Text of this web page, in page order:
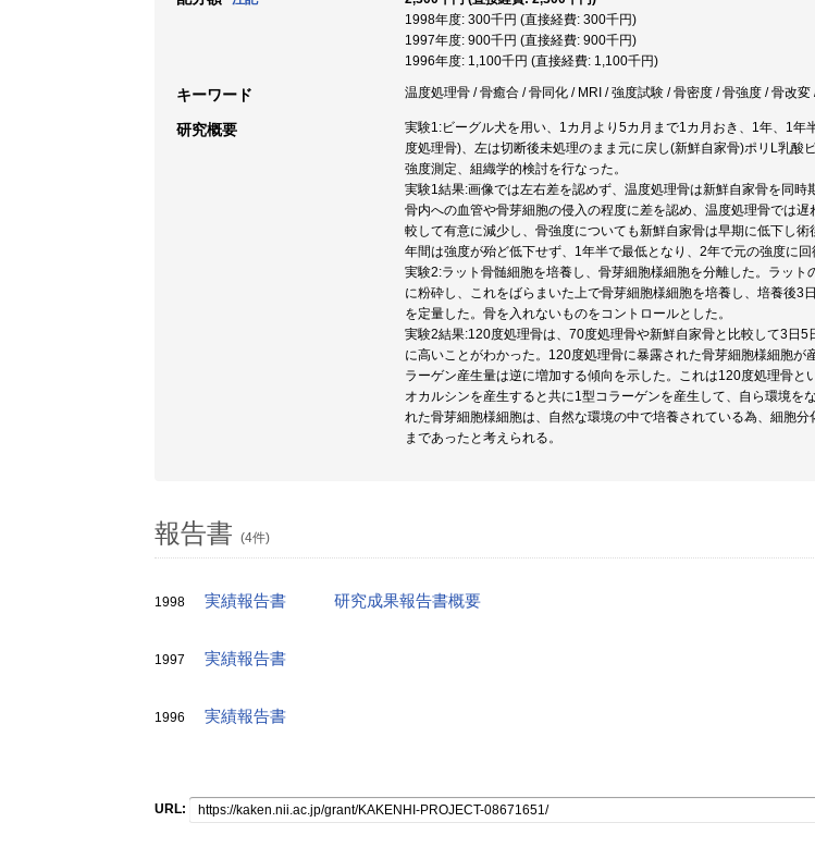
1998年度: 300千円 (直接経費: 300千円)
1997年度: 900千円 (直接経費: 900千円)
1996年度: 1,100千円 (直接経費: 1,100千円)
キーワード 温度処理骨 / 骨癒合 / 骨同化 / MRI / 強度試験 / 骨密度 / 骨強度 / 骨改
研究概要
実験1:ビーグル犬を用い、1カ月より5カ月まで1カ月おき、1年、1
度処理骨)、左は切断後未処理のまま元に戻し(新鮮自家骨)ポリL乳
強度測定、組織学的検討を行なった。
実験1結果:画像では左右差を認めず、温度処理骨は新鮮自家骨を同
骨内への血管や骨芽細胞の侵入の程度に差を認め、温度処理骨では
較して有意に減少し、骨強度についても新鮮自家骨は早期に低下し
年間は強度が殆ど低下せず、1年半で最低となり、2年で元の強度に回
実験2:ラット骨髄細胞を培養し、骨芽細胞様細胞を分離した。ラッ
に粉砕し、これをばらまいた上で骨芽細胞様細胞を培養し、培養後
を定量した。骨を入れないものをコントロールとした。
実験2結果:120度処理骨は、70度処理骨や新鮮自家骨と比較して3日
に高いことがわかった。120度処理骨に暴露された骨芽細胞様細胞
ラーゲン産生量は逆に増加する傾向を示した。これは120度処理骨
オカルシンを産生すると共に1型コラーゲンを産生して、自ら環境
れた骨芽細胞様細胞は、自然な環境の中で培養されている為、細胞
まであったと考えられる。
報告書 (4件)
1998 実績報告書 研究成果報告書概要
1997 実績報告書
1996 実績報告書
URL: